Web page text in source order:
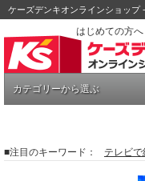
ケーズデンキオンラインショップ
はじめての方へ
カテゴリーから選ぶ
■注目のキーワード： テレビ